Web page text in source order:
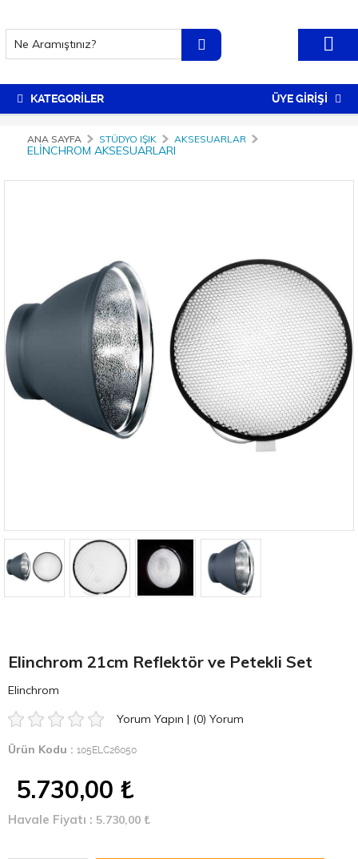
KATEGORİLER ÜYE GİRİŞİ
ANA SAYFA STÜDYO IŞIK AKSESUARLAR
ELINCHROM AKSESUARLARI
Elinchrom 21cm Reflektör ve Petekli Set
Elinchrom
Yorum Yapın | (0) Yorum
Ürün Kodu : 105ELC26050
5.730,00 ₺
Havale Fiyatı : 5.730,00 ₺